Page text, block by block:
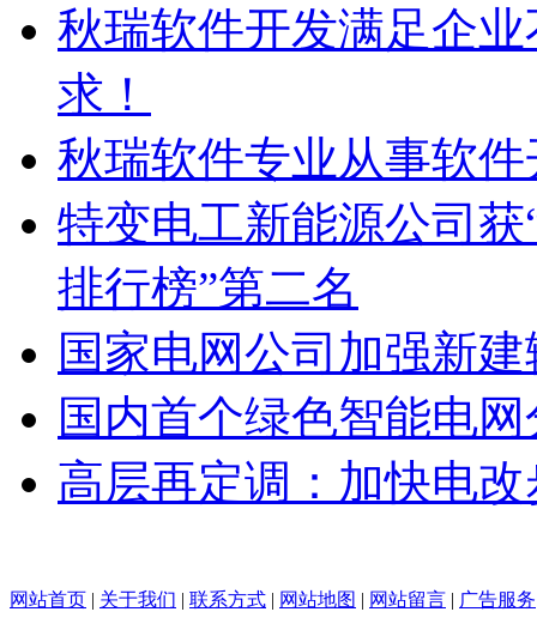
秋瑞软件开发满足企
求！
秋瑞软件专业从事软件
特变电工新能源公司
排行榜”第二名
国家电网公司加强新
国内首个绿色智能电
高层再定调：加快电
网站首页 | 关于我们 | 联系方式 | 网站地图 | 网站留言 | 广告服务